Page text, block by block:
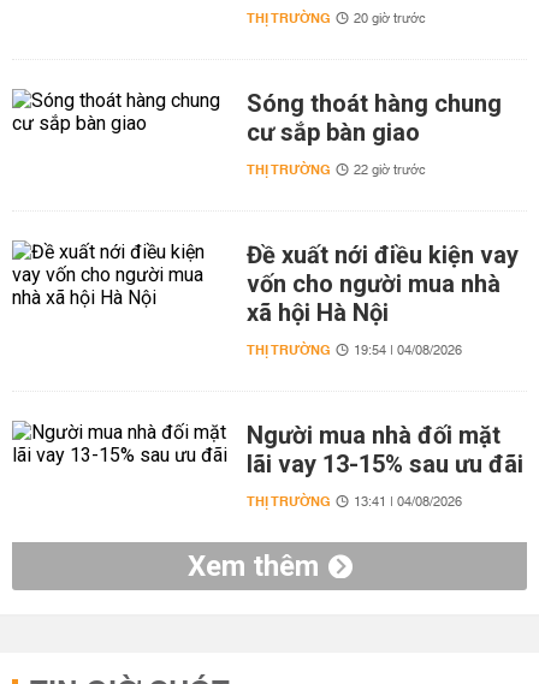
THỊ TRƯỜNG 20 giờ trước
Sóng thoát hàng chung
cư sắp bàn giao
THỊ TRƯỜNG 22 giờ trước
Đề xuất nới điều kiện vay
vốn cho người mua nhà
xã hội Hà Nội
THỊ TRƯỜNG 19:54 | 04/08/2026
Người mua nhà đối mặt
lãi vay 13-15% sau ưu đãi
THỊ TRƯỜNG 13:41 | 04/08/2026
Xem thêm